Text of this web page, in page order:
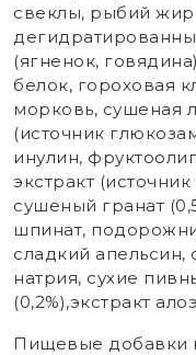
свеклы, рыбий
(ягненок,
белок, гороховая
морковь, сушеная
(источник
инулин,
экстракт
сушеный гранат
шпинат,
сладкий апельсин,
натрия, сухие
(0,2%),экстракт
Пищевые добавки